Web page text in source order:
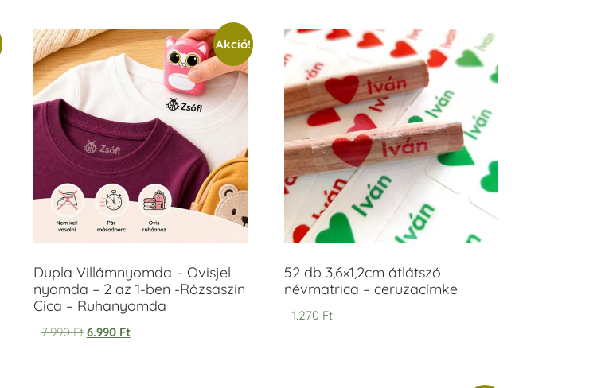
Akció!
Dupla Villámnyomda – Ovisjel
nyomda – 2 az 1-ben -Rózsaszín
Cica – Ruhanyomda
7.990Ft 6.990 Ft
52 db 3,6×1,2cm átlátszó
névmatrica – ceruzacímke
1.270 Ft